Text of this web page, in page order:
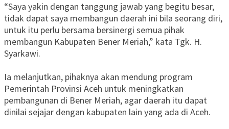
“Saya yakin dengan tanggung jawab yang begitu besar,
tidak dapat saya membangun daerah ini bila seorang diri,
untuk itu perlu bersama bersinergi semua pihak
membangun Kabupaten Bener Meriah,” kata Tgk. H.
Syarkawi.
Ia melanjutkan, pihaknya akan mendung program
Pemerintah Provinsi Aceh untuk meningkatkan
pembangunan di Bener Meriah, agar daerah itu dapat
dinilai sejajar dengan kabupaten lain yang ada di Aceh.